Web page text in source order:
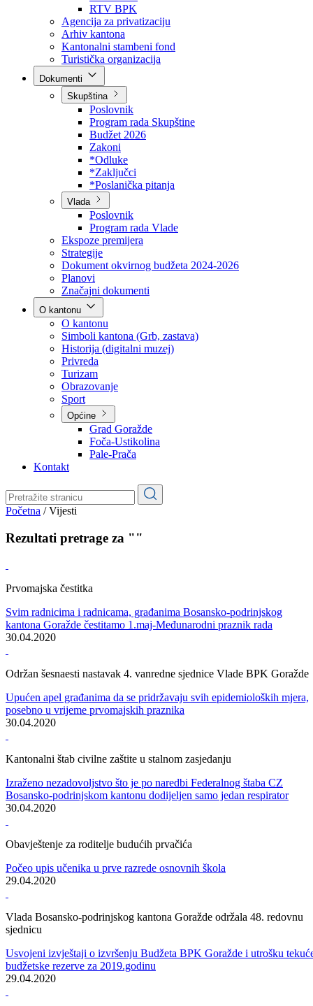
Direkcija za šumarstvo
Javna preduzeća
BPK šume
RTV BPK
Agencija za privatizaciju
Arhiv kantona
Kantonalni stambeni fond
Turistička organizacija
Skupština
Poslovnik
Program rada Skupštine
Budžet 2026
Zakoni
*Odluke
*Zaključci
*Poslanička pitanja
Vlada
Poslovnik
Program rada Vlade
Ekspoze premijera
Strategije
Dokument okvirnog budžeta 2024-2026
Planovi
Značajni dokumenti
O kantonu
O kantonu
Simboli kantona (Grb, zastava)
Historija (digitalni muzej)
Privreda
Turizam
Obrazovanje
Općine
Pale-Prača
Kontakt
Vijesti